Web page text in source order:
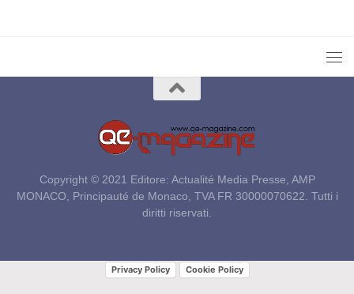
Copyright © 2021 Editore: Actualité Media Presse, AMP
MONACO, Principauté de Monaco, TVA FR 30000070622. Tutti i
diritti riservati.
Privacy Policy Cookie Policy